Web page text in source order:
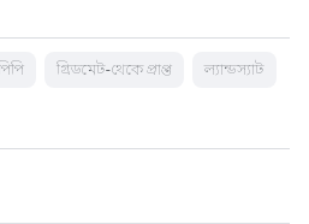
গ্রিডমেট-থেকে প্রাপ্ত ল্যান্ডস্যাট